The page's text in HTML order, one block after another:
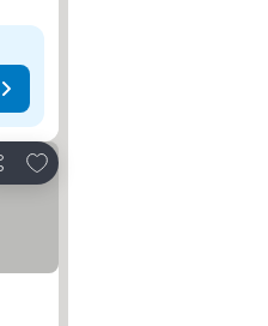
Hozzáadás a kedvencekhez